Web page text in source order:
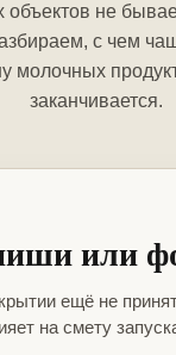
не
с чем
молочных
заканчивается.
или
ещё не
на смету